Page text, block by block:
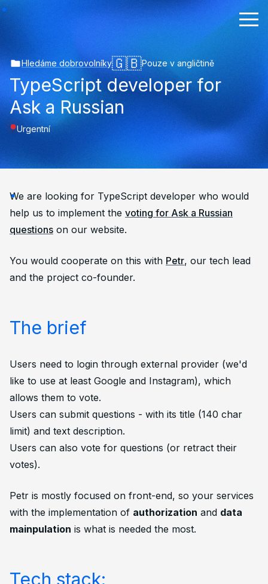
Hledáme dobrovolníky🇬🇧Pouze v angličtině
TypeScript developer for
Ask a Russian
Urgentní
We are looking for TypeScript developer who would
help us to implement the voting for Ask a Russian
questions on our website.
You would cooperate on this with Petr, our tech lead
and the project co-founder.
The brief
Users need to login through external provider (we'd
like to use at least Google and Instagram), which
allows them to vote.
Users can submit questions - with its title (140 char
limit) and text description.
Users can also vote for questions (or retract their
votes).
Petr is mostly focused on front-end, so your services
with the implementation of authorization and data
mainpulation is what is needed the most.
Tech stack: